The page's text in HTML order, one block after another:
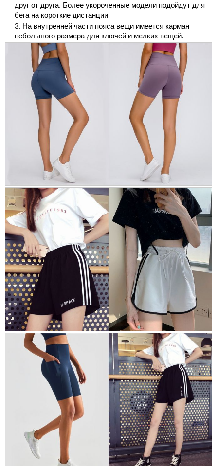
друг от друга. Более укороченные модели подойдут для
бега на короткие дистанции.
На внутренней части пояса вещи имеется карман
небольшого размера для ключей и мелких вещей.